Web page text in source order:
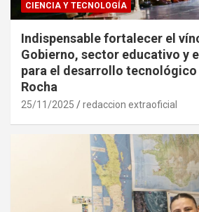
CIENCIA Y TECNOLOGÍA
Indispensable fortalecer el
Gobierno, sector educativo y
para el desarrollo tecnológico
Rocha
25/11/2025 redaccion extraoficial